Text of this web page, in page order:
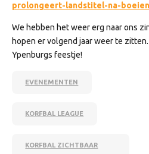
prolongeert-landstitel-na-
We hebben het weer erg naar ons
hopen er volgend jaar weer te
Ypenburgs feestje!
EVENEMENTEN
KORFBAL LEAGUE
KORFBAL ZICHTBAAR